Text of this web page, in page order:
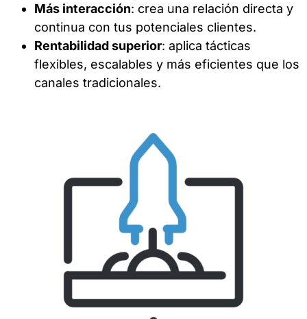
Más interacción: crea una relación directa y
continua con tus potenciales clientes.
Rentabilidad superior: aplica tácticas
flexibles, escalables y más eficientes que los
canales tradicionales.